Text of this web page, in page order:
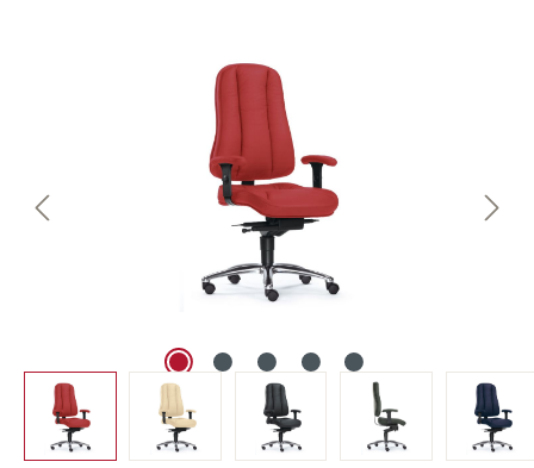
Bildergalerie überspringen